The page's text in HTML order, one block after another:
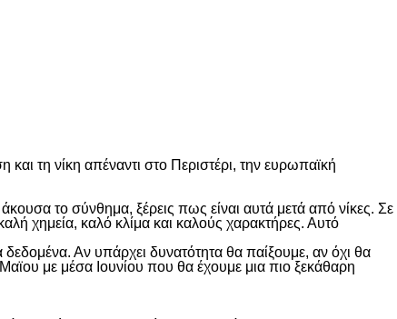
τη νίκη απέναντι στο Περιστέρι, την ευρωπαϊκή
το σύνθημα, ξέρεις πως είναι αυτά μετά από νίκες. Σε
χημεία, καλό κλίμα και καλούς χαρακτήρες. Αυτό
Αν υπάρχει δυνατότητα θα παίξουμε, αν όχι θα
με μέσα Ιουνίου που θα έχουμε μια πιο ξεκάθαρη